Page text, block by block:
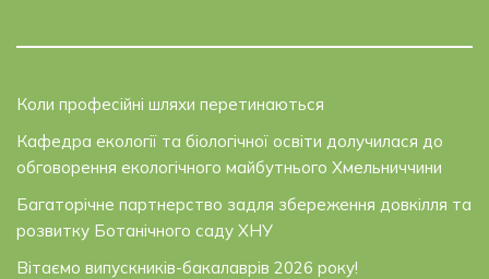
Коли професійні шляхи перетинаються
Кафедра екології та біологічної освіти долучилася до
обговорення екологічного майбутнього Хмельниччини
Багаторічне партнерство задля збереження довкілля та
розвитку Ботанічного саду ХНУ
Вітаємо випускників-бакалаврів 2026 року!